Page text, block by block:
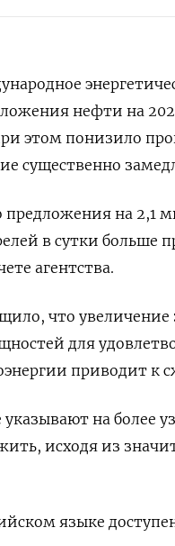
нефти на
этом понизило
существенно
на 2,1
в сутки больше
агентства.
что увеличение
для
приводит к
на более
исходя из
языке